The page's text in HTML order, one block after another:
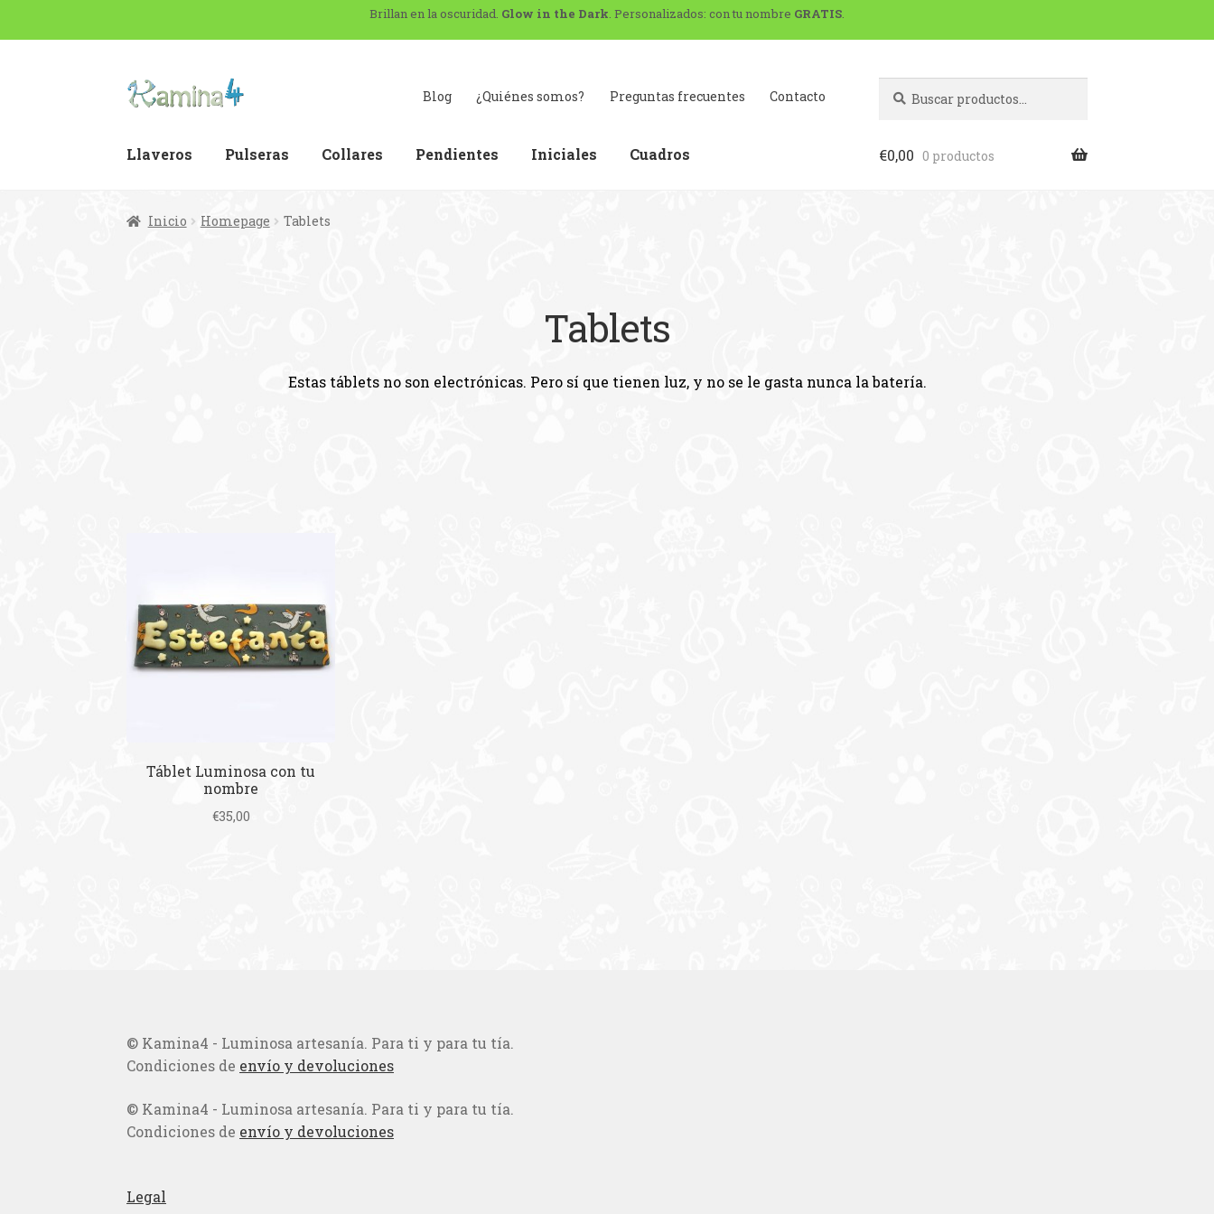
Brillan en la oscuridad. Glow in the Dark. Personalizados: con tu nombre GRATIS.
Blog ¿Quiénes somos? Preguntas frecuentes Contacto
por:
Llaveros Pulseras Collares Pendientes Iniciales Cuadros
Inicio ¿Quiénes somos?
€0,00 0 productos
Inicio Homepage Tablets
Tablets
Estas táblets no son electrónicas. Pero sí que tienen luz, y no se le gasta nunca la batería.
Táblet Luminosa con tu
nombre
€35,00
© Kamina4 - Luminosa artesanía. Para ti y para tu tía.
Condiciones de envío y devoluciones
© Kamina4 - Luminosa artesanía. Para ti y para tu tía.
Condiciones de envío y devoluciones
Legal